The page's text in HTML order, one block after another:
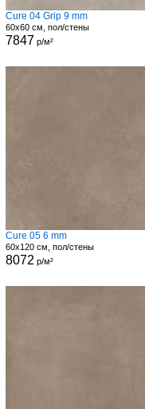
Cure 04 Grip 9 mm
60x60 см, пол/стены
7847 р/м²
Cure 05 6 mm
60x120 см, пол/стены
8072 р/м²